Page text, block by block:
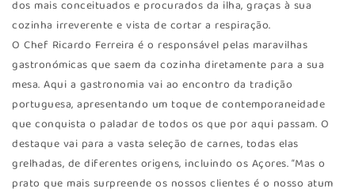
dos mais conceituados e procurados da ilha, graças à sua
cozinha irreverente e vista de cortar a respiração.
O Chef Ricardo Ferreira é o responsável pelas maravilhas
gastronómicas que saem da cozinha diretamente para a sua
mesa. Aqui a gastronomia vai ao encontro da tradição
portuguesa, apresentando um toque de contemporaneidade
que conquista o paladar de todos os que por aqui passam. O
destaque vai para a vasta seleção de carnes, todas elas
grelhadas, de diferentes origens, incluindo os Açores. “Mas o
prato que mais surpreende os nossos clientes é o nosso atum